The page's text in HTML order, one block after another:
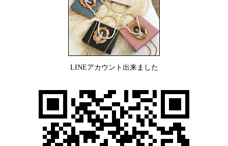
LINEアカウント出来ました